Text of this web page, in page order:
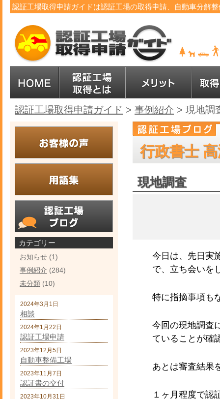
認証工場取得申請ガイドは認証工場の取得申請、自動車分解
認証工場取得申請ガイド > 事例紹介 > 現地調
行政書士
現地調査
今日は、先日実
で、立ち会いを
特に指摘事項も
今回の現地調査
ていることが確
あとは審査結果
１ヶ月程度で認
カテゴリー
お知らせ (1)
事例紹介 (284)
未分類 (10)
2024年3月1日
相談
2024年1月22日
認証工場申請
2023年12月5日
自動車整備工場
2023年11月7日
認証書の交付
2023年10月31日